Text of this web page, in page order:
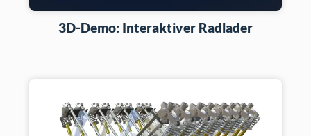
3D-Demo: Interaktiver Radlader